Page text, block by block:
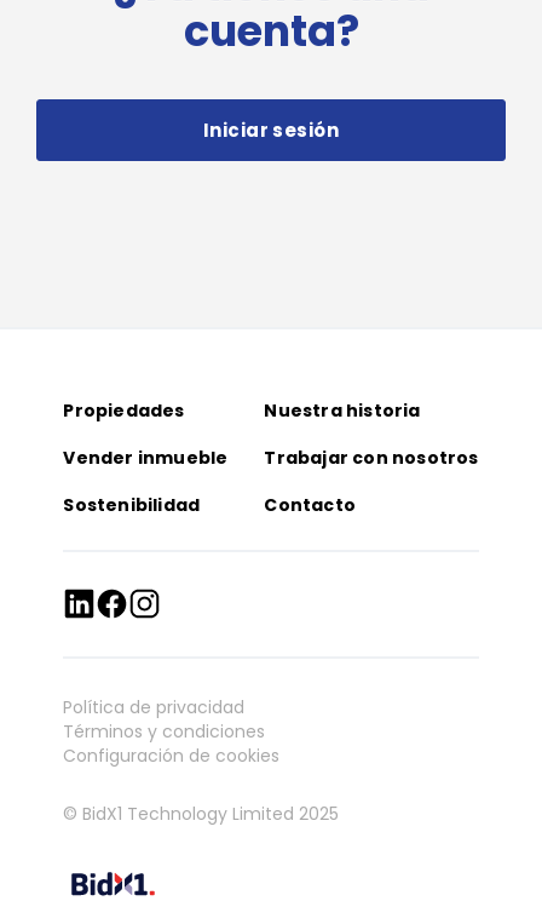
cuenta?
Iniciar sesión
Propiedades
Nuestra historia
Vender inmueble
Trabajar con nosotros
Sostenibilidad
Contacto
Política de privacidad
Términos y condiciones
Configuración de cookies
© BidX1 Technology Limited 2025